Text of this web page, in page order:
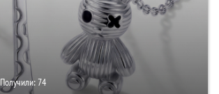
Получили:74